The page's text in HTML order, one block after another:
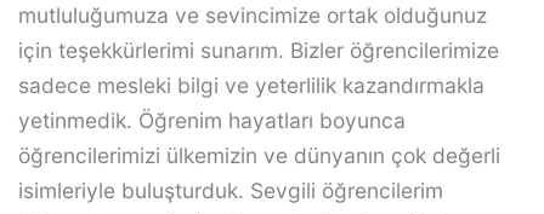
mutluluğumuza ve sevincimize ortak olduğunuz
için teşekkürlerimi sunarım. Bizler öğrencilerimize
sadece mesleki bilgi ve yeterlilik kazandırmakla
yetinmedik. Öğrenim hayatları boyunca
öğrencilerimizi ülkemizin ve dünyanın çok değerli
isimleriyle buluşturduk. Sevgili öğrencilerim